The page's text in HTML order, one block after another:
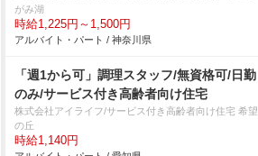
がみ湖
時給1,225円～1,500円
アルバイト・パート / 神奈川県
「週1から可」調理スタッフ/無資格可/日勤
のみ/サービス付き高齢者向け住宅
株式会社アイライフ/サービス付き高齢者向け住宅 希望
の丘
時給1,140円